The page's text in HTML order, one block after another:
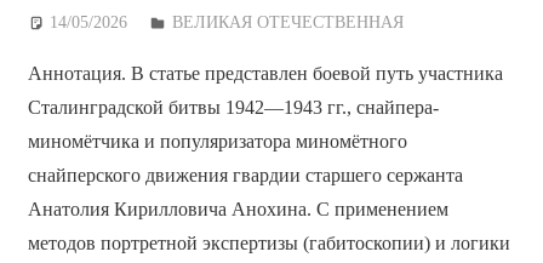
14/05/2026 Дежурный по Редакции
ВЕЛИКАЯ ОТЕЧЕСТВЕННАЯ
Аннотация. В статье представлен боевой путь участника
Сталинградской битвы 1942—1943 гг., снайпера-
миномётчика и популяризатора миномётного
снайперского движения гвардии старшего сержанта
Анатолия Кирилловича Анохина. С применением
методов портретной экспертизы (габитоскопии) и логики